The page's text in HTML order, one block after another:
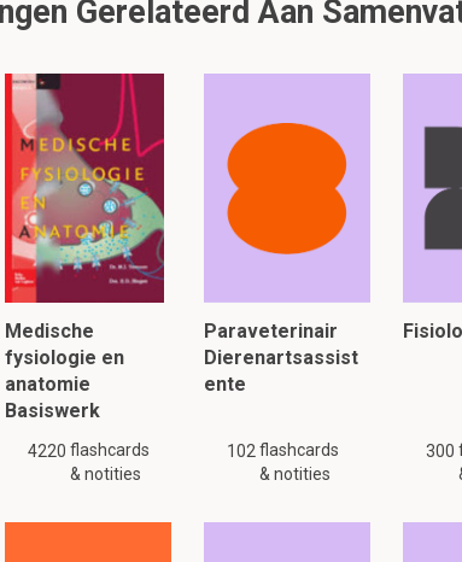
als er een dier komt voor spoed?
klik hier:
Gerelateerd Aan
Medische
fysiologie en
anatomie
Basiswerk
4220 flashcards
& notities
Paraveterinair
Dierenartsassist
ente
102 flashcards
& notities
300